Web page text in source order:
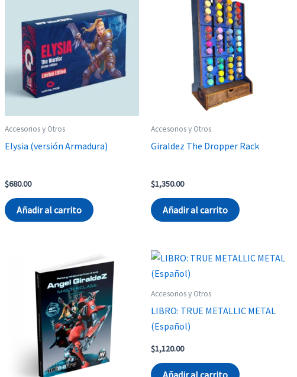
Accesorios y Otros
Elysia (versión Armadura)
$680.00
Añadir al carrito
Accesorios y Otros
Giraldez The Dropper Rack
$1,350.00
Añadir al carrito
Accesorios y Otros
LIBRO: TRUE METALLIC METAL
(Español)
$1,120.00
Añadir al carrito